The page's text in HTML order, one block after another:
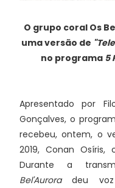
O grupo coral Os
uma versão de
no programa 5
Apresentado por
Gonçalves, o
recebeu, ontem, o
2019, Conan
Durante a
Bel'Auroradeu voz